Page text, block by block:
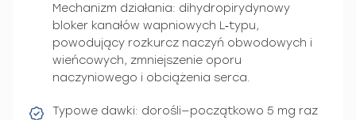
Mechanizm działania: dihydropirydynowy
bloker kanałów wapniowych L‑typu,
powodujący rozkurcz naczyń obwodowych i
wieńcowych, zmniejszenie oporu
naczyniowego i obciążenia serca.
Typowe dawki: dorośli—początkowo 5 mg raz